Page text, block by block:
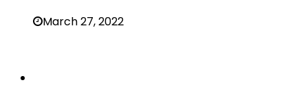
March 27, 2022